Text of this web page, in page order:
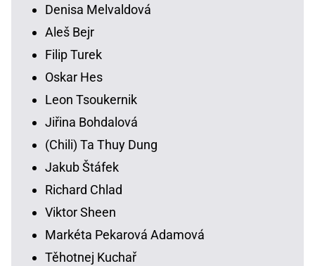
Denisa Melvaldová
Aleš Bejr
Filip Turek
Oskar Hes
Leon Tsoukernik
Jiřina Bohdalová
(Chili) Ta Thuy Dung
Jakub Štáfek
Richard Chlad
Viktor Sheen
Markéta Pekarová Adamová
Těhotnej Kuchař